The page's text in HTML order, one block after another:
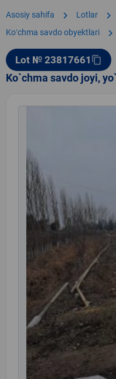
Asosiy sahifa chevron_right Lotlar chevron_right
Koʻchma savdo obyektlari chevron_right
Lot № 23817661 content_copy
Ko`chma savdo joyi,